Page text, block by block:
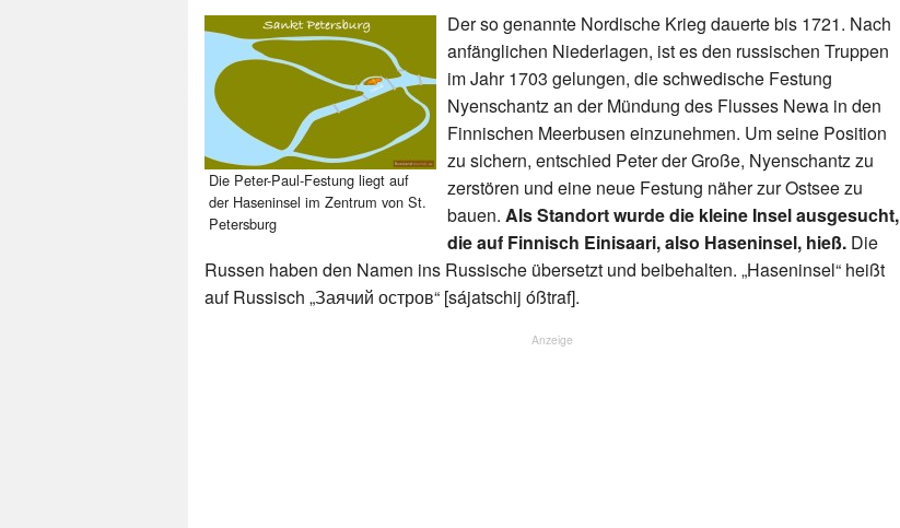
Die Peter-Paul-Festung liegt auf
der Haseninsel im Zentrum von St.
Petersburg
Der so genannte Nordische Krieg dauerte bis 1721. Nach
anfänglichen Niederlagen, ist es den russischen Truppen
im Jahr 1703 gelungen, die schwedische Festung
Nyenschantz an der Mündung des Flusses Newa in den
Finnischen Meerbusen einzunehmen. Um seine Position
zu sichern, entschied Peter der Große, Nyenschantz zu
zerstören und eine neue Festung näher zur Ostsee zu
bauen. Als Standort wurde die kleine Insel ausgesucht,
die auf Finnisch Einisaari, also Haseninsel, hieß. Die
Russen haben den Namen ins Russische übersetzt und beibehalten. „Haseninsel“ heißt
auf Russisch „Заячий остров“ [sájatschij óßtraf].
Anzeige